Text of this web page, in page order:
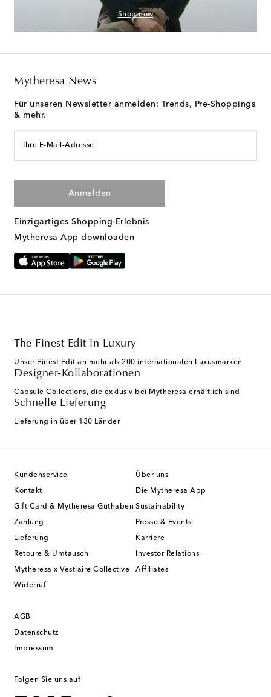
Shop now
Mytheresa News
Für unseren Newsletter anmelden: Trends, Pre-Shoppings
& mehr.
Ihre E-Mail-Adresse
Anmelden
Einzigartiges Shopping-Erlebnis
Mytheresa App downloaden
The Finest Edit in Luxury
Unser Finest Edit an mehr als 200 internationalen Luxusmarken
Designer-Kollaborationen
Capsule Collections, die exklusiv bei Mytheresa erhältlich sind
Schnelle Lieferung
Lieferung in über 130 Länder
Kundenservice
Kontakt
Gift Card & Mytheresa Guthaben
Zahlung
Lieferung
Retoure & Umtausch
Mytheresa x Vestiaire Collective
Widerruf
Über uns
Die Mytheresa App
Sustainability
Presse & Events
Karriere
Investor Relations
Affiliates
AGB
Datenschutz
Impressum
Folgen Sie uns auf